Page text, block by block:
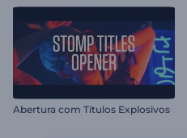
Abertura com Títulos Explosivos